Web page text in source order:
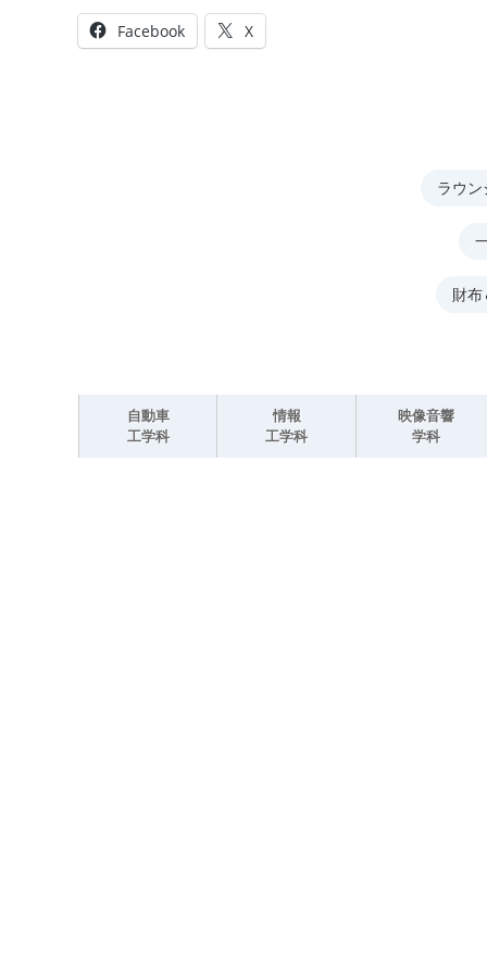
Facebook X
ラウ
財
自動車
工学科
情報
工学科
映像音響
学科